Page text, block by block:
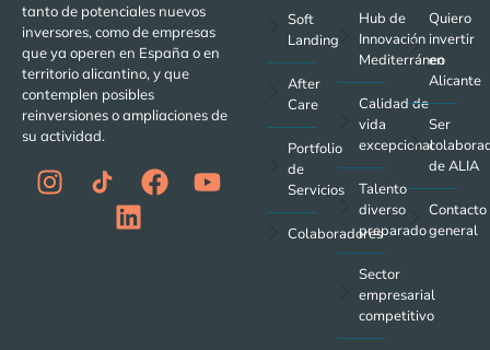
tanto de potenciales nuevos
inversores, como de empresas
que ya operen en España o en
territorio alicantino, y que
contemplen posibles
reinversiones o ampliaciones de
su actividad.
Soft
Landing
After
Care
Portfolio
de
Servicios
Colaboradores
Hub de
Innovación
Mediterráneo
Calidad de
vida
excepcional
Talento
diverso
preparado
Sector
empresarial
competitivo
Quiero
invertir
en
Alicante
Ser
de ALIA
Contacto
general